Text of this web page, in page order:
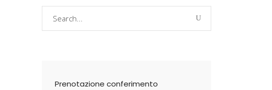
Prenotazione conferimento